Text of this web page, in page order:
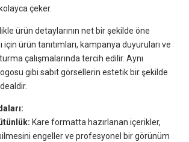
çeker.
ürün detaylarının net bir şekilde öne
için ürün tanıtımları, kampanya duyuruları ve
çalışmalarında tercih edilir. Aynı
gibi sabit görsellerin estetik bir şekilde
Kare formatta hazırlanan içerikler,
engeller ve profesyonel bir görünüm